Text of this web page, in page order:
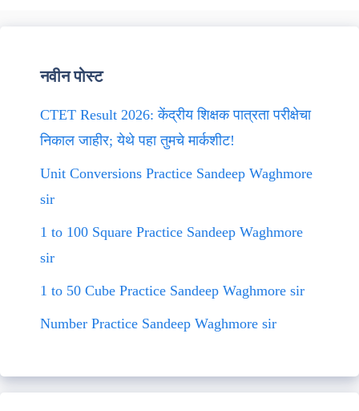
नवीन पोस्ट
CTET Result 2026: केंद्रीय शिक्षक पात्रता परीक्षेचा
निकाल जाहीर; येथे पहा तुमचे मार्कशीट!
Unit Conversions Practice Sandeep Waghmore
sir
1 to 100 Square Practice Sandeep Waghmore
sir
1 to 50 Cube Practice Sandeep Waghmore sir
Number Practice Sandeep Waghmore sir